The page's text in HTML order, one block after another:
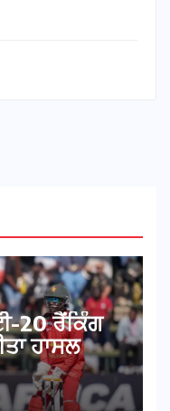
20 ਰੈਂਕਿੰਗ
ਹਾਸਲ